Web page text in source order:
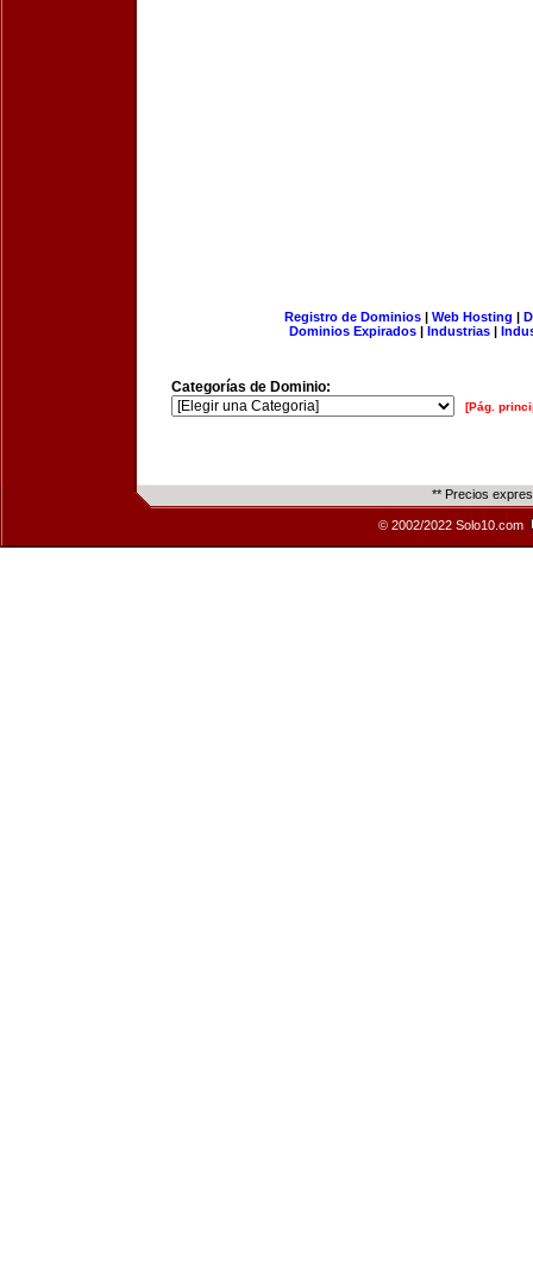
Registro de Dominios| Web Hosting |
Dominios Expirados | Industrias |
Categorías de Dominio:
[Pág.
** Precios
© 2002/2022 Solo10.com